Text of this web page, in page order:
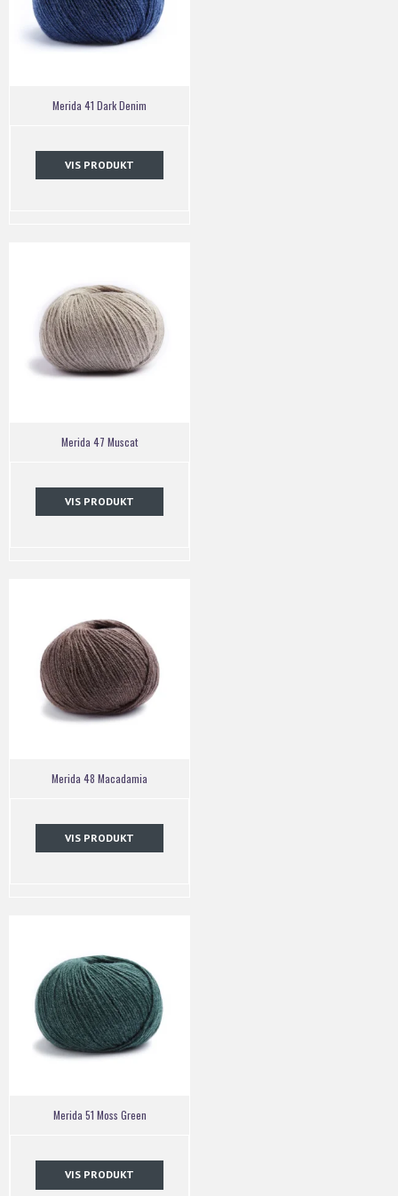
Merida 41 Dark Denim
VIS PRODUKT
Merida 47 Muscat
VIS PRODUKT
Merida 48 Macadamia
VIS PRODUKT
Merida 51 Moss Green
VIS PRODUKT